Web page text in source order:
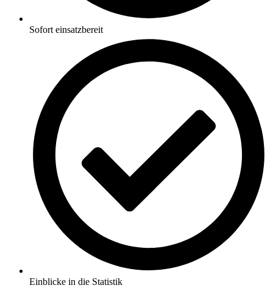
Sofort einsatzbereit
Einblicke in die Statistik